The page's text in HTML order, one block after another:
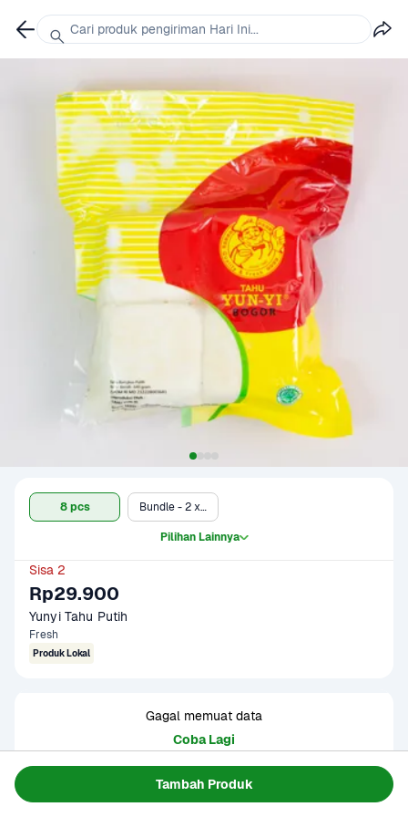
Tambah Produk
8 pcs Bundle - 2 x 8 pcs
Pilihan Lainnya
Sisa 2
Rp29.900
Yunyi Tahu Putih
Fresh
Produk Lokal
Gagal memuat data
Coba Lagi
Informasi Produk
Cari produk pengiriman Hari Ini...